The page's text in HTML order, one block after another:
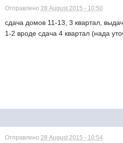
Отправлено28 August 2015 - 10:50
сдача домов 11-13, 3 квартал,
1-2 вроде сдача 4 квартал (нада
Отправлено28 August 2015 - 10:54